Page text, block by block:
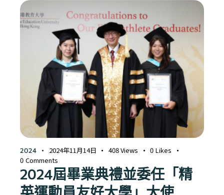
2024 2024年11月14日 408 Views 0 Likes
0 Comments
2024屆畢業典禮並委任「精